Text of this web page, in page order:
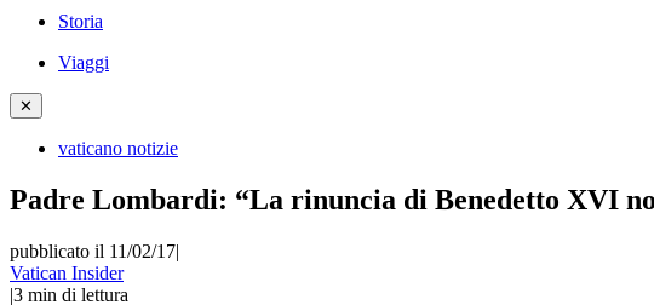
Storia
Viaggi
✕
vaticano notizie
Padre Lombardi: “La rinuncia di Benedetto XVI
pubblicato il 11/02/17|
Vatican Insider
|3 min di lettura